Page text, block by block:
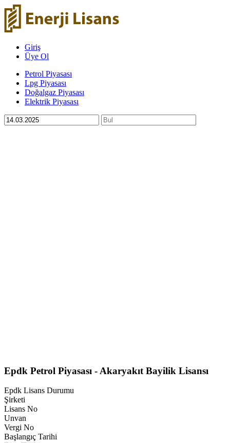
Giriş
Üye Ol
Petrol Piyasası
Lpg Piyasası
Doğalgaz Piyasası
Elektrik Piyasası
Epdk Petrol Piyasası - Akaryakıt Bayilik Lisansı
Epdk Lisans Durumu
Şirketi
Lisans No
Unvan
Vergi No
Başlangıç Tarihi